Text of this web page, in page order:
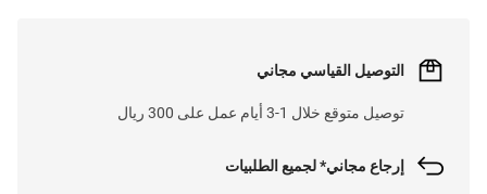
التوصيل القياسي مجاني
توصيل متوقع خلال 1-3 أيام عمل على 300 ريال
إرجاع مجاني* لجميع الطلبيات